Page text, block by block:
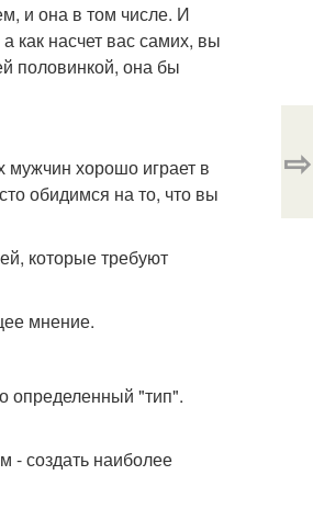
и она в том числе. И
как насчет вас самих, вы
половинкой, она бы
мужчин хорошо играет в
обидимся на то, что вы
которые требуют
мнение.
определенный "тип".
- создать наиболее
⇨